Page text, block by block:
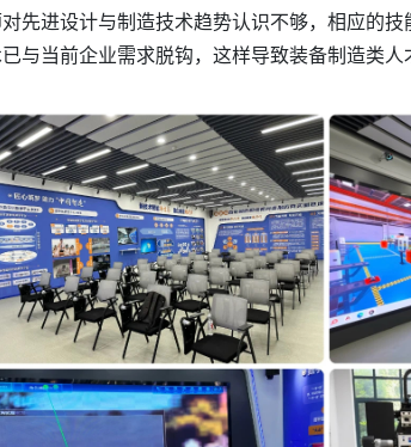
先进设计与制造技术趋势认识不够，相应的
与当前企业需求脱钩，这样导致装备制造类人